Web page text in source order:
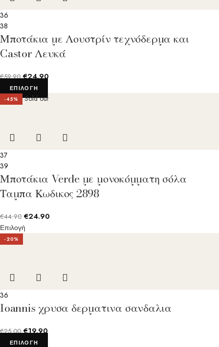
36
38
Μποτάκια με Λουστρίν τεχνόδερμα και
Castor Λευκά
€59.90 €24.90
ΕΠΙΛΟΓΉ
-45% Sold out
37
39
Μποτάκια Verde με μονοκόμματη σόλα
Ταμπα Κωδικος 2898
€44.90 €24.90
Επιλογή
-20%
36
Ioannis χρυσα δερματινα σανδαλια
€25.00 €19.90
ΕΠΙΛΟΓΉ